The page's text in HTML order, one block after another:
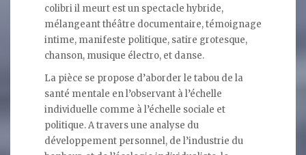
colibri il meurt est un spectacle hybride,
mélangeant théâtre documentaire, témoignage
intime, manifeste politique, satire grotesque,
chanson, musique électro, et danse.
La pièce se propose d’aborder le tabou de la
santé mentale en l’observant à l’échelle
individuelle comme à l’échelle sociale et
politique. A travers une analyse du
développement personnel, de l’industrie du